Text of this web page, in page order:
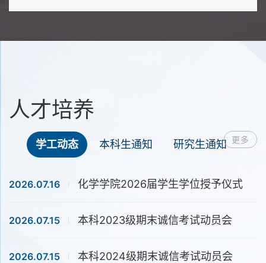
人才培养
学工动态 本科生通知 研究生通知 更多
2026.07.16 化学学院2026届学生学位授予仪式
2026.07.15 本科2023级期末诚信考试动员会
2026.07.15 本科2024级期末诚信考试动员会